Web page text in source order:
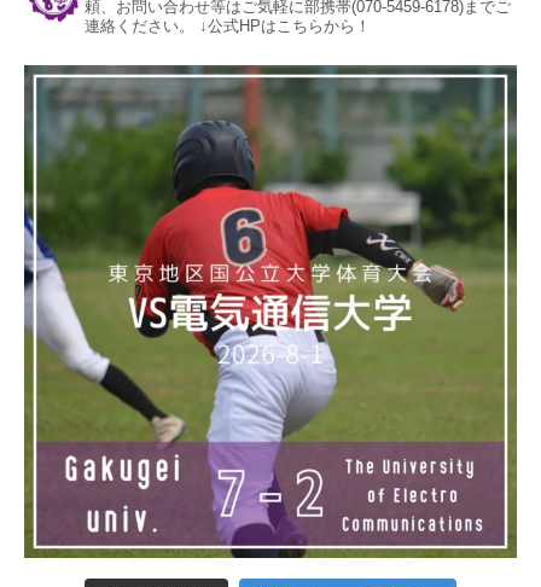
頼、お問い合わせ等はご気軽に部携帯(070-5459-6178)までご
連絡ください。
↓公式HPはこちらから！